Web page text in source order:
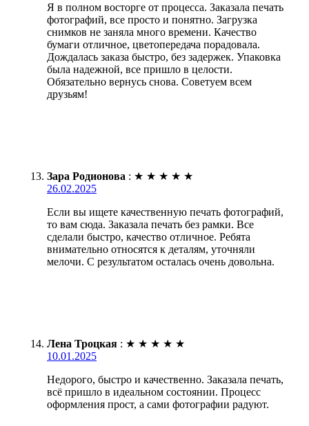
Я в полном восторге от процесса. Заказала печать
фотографий, все просто и понятно. Загрузка
снимков не заняла много времени. Качество
бумаги отличное, цветопередача порадовала.
Дождалась заказа быстро, без задержек. Упаковка
была надежной, все пришло в целости.
Обязательно вернусь снова. Советуем всем
друзьям!
Зара Родионова : ★ ★ ★ ★ ★
26.02.2025
Если вы ищете качественную печать фотографий,
то вам сюда. Заказала печать без рамки. Все
сделали быстро, качество отличное. Ребята
внимательно относятся к деталям, уточняли
мелочи. С результатом осталась очень довольна.
Лена Троцкая : ★ ★ ★ ★ ★
10.01.2025
Недорого, быстро и качественно. Заказала печать,
всё пришло в идеальном состоянии. Процесс
оформления прост, а сами фотографии радуют.